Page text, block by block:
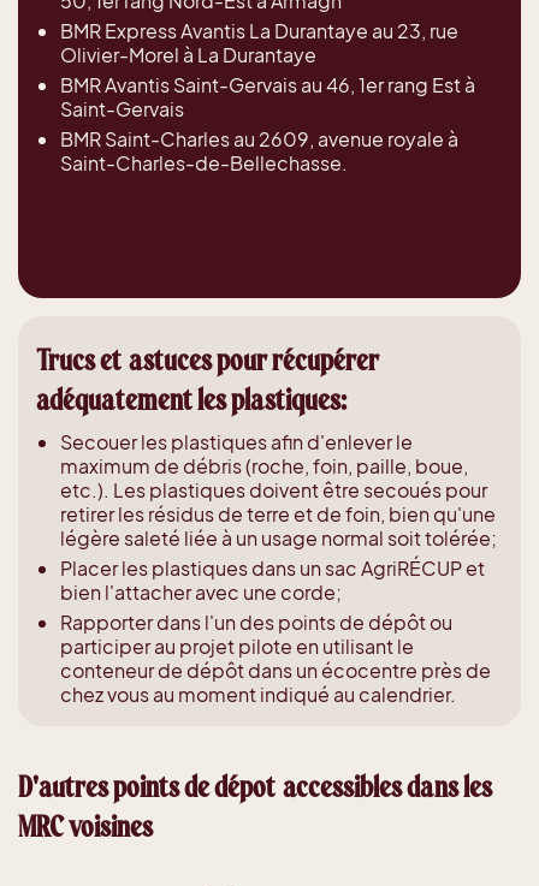
BMR Express Avantis La Durantaye au 23, rue
Olivier-Morel à La Durantaye
BMR Avantis Saint-Gervais au 46, 1er rang Est à
Saint-Gervais
BMR Saint-Charles au 2609, avenue royale à
Saint-Charles-de-Bellechasse.
Trucs et astuces pour récupérer
adéquatement les plastiques:
Secouer les plastiques afin d'enlever le
maximum de débris (roche, foin, paille, boue,
etc.). Les plastiques doivent être secoués pour
retirer les résidus de terre et de foin, bien qu'une
légère saleté liée à un usage normal soit tolérée;
Placer les plastiques dans un sac AgriRÉCUP et
bien l'attacher avec une corde;
Rapporter dans l'un des points de dépôt ou
participer au projet pilote en utilisant le
conteneur de dépôt dans un écocentre près de
chez vous au moment indiqué au calendrier.
D'autres points de dépot accessibles dans les
MRC voisines